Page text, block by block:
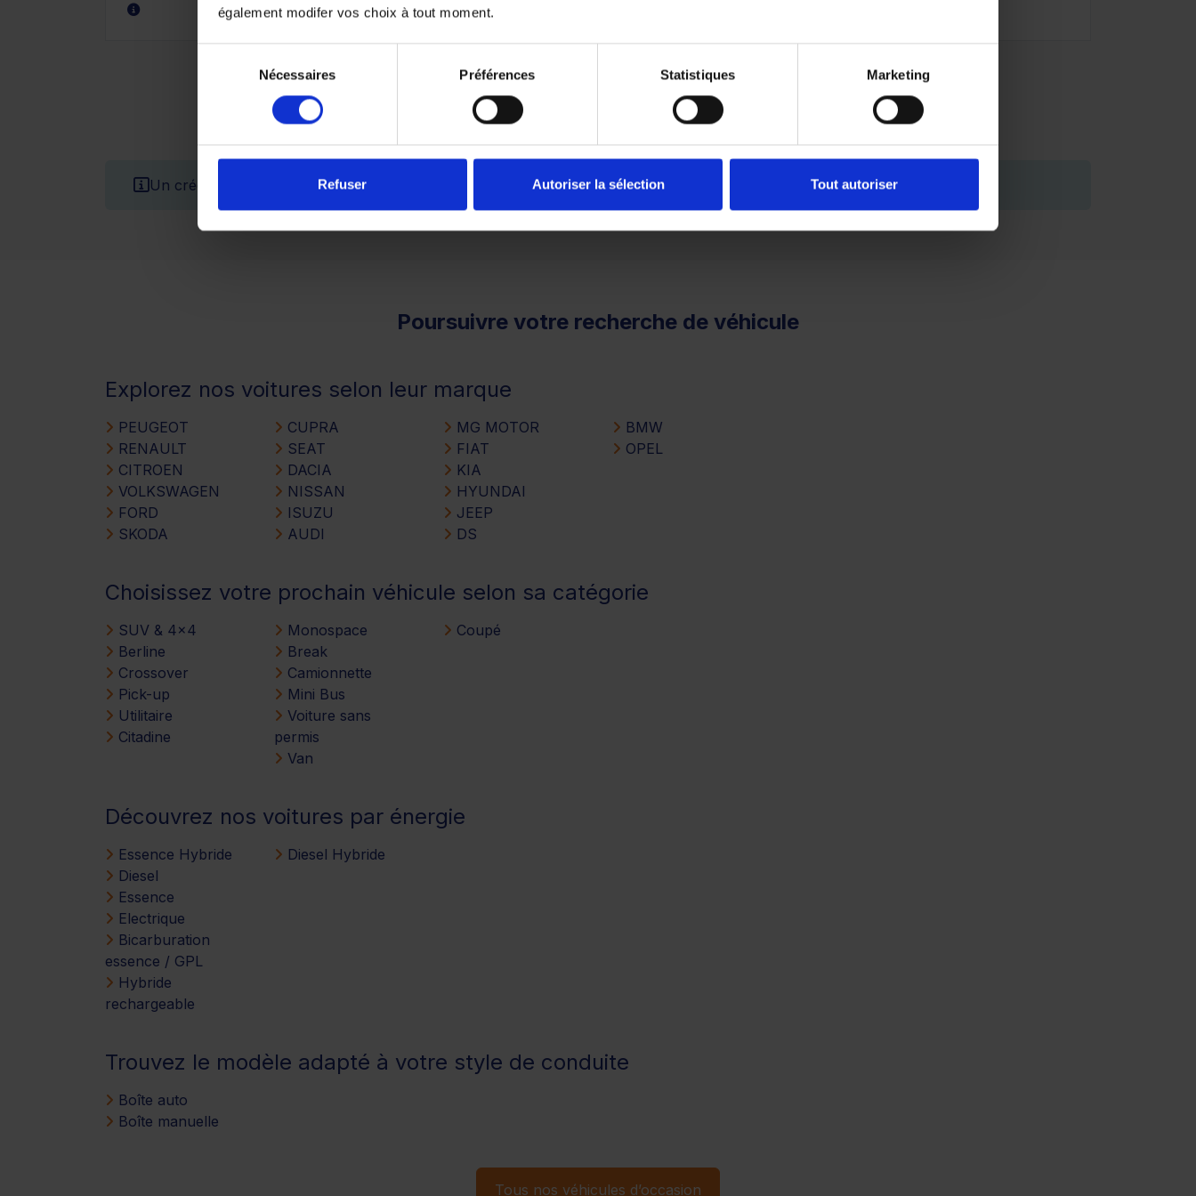
également modifer vos choix à tout moment.
consentement
Nécessaires Préférences Statistiques Marketing
Refuser Autoriser la sélection Tout autoriser
Un crédit vous engage et doit être remboursé. Vérifiez vos capacités de remboursement avant de vous engager.
Poursuivre votre recherche de véhicule
Explorez nos voitures selon leur marque
PEUGEOT
RENAULT
CITROEN
VOLKSWAGEN
FORD
SKODA
CUPRA
SEAT
DACIA
NISSAN
ISUZU
AUDI
MG MOTOR
FIAT
KIA
HYUNDAI
JEEP
DS
BMW
OPEL
Choisissez votre prochain véhicule selon sa catégorie
SUV & 4x4
Berline
Crossover
Pick-up
Utilitaire
Citadine
Monospace
Break
Camionnette
Mini Bus
Voiture sans
permis
Van
Coupé
Découvrez nos voitures par énergie
Essence Hybride
Diesel
Essence
Electrique
Bicarburation
essence / GPL
Hybride
rechargeable
Diesel Hybride
Trouvez le modèle adapté à votre style de conduite
Boîte auto
Boîte manuelle
Tous nos véhicules d’occasion